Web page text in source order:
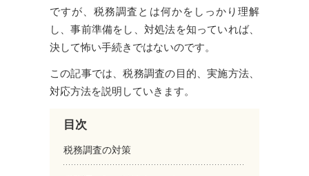
ですが、税務調査とは何かをしっかり理解
し、事前準備をし、対処法を知っていれば、
決して怖い手続きではないのです。
この記事では、税務調査の目的、実施方法、
対応方法を説明していきます。
目次
税務調査の対策